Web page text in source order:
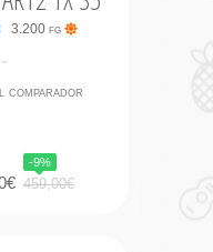
3.200 fg
-
-9%
459,00€